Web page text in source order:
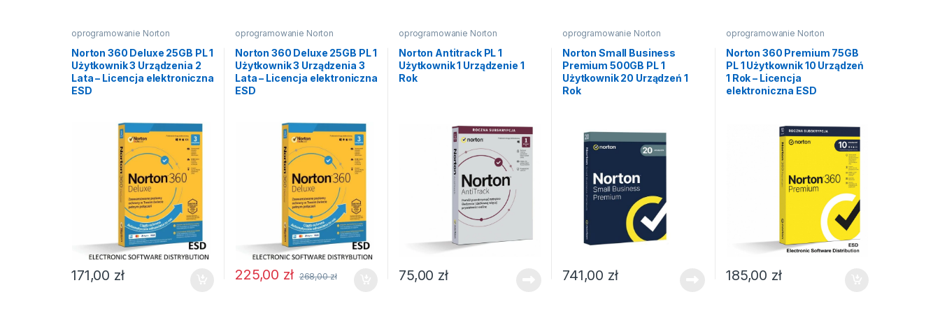
oprogramowanie Norton
Norton 360 Deluxe 25GB PL 1
Użytkownik 3 Urządzenia 2
Lata – Licencja elektroniczna
ESD
171,00 zł
oprogramowanie Norton
Norton 360 Deluxe 25GB PL 1
Użytkownik 3 Urządzenia 3
Lata – Licencja elektroniczna
ESD
225,00 zł 268,00zł
oprogramowanie Norton
Norton Antitrack PL 1
Użytkownik 1 Urządzenie 1
Rok
75,00 zł
oprogramowanie Norton
Norton Small Business
Premium 500GB PL 1
Użytkownik 20 Urządzeń 1
Rok
741,00 zł
oprogramowanie Norton
Norton 360 Premium 75GB
PL 1 Użytkownik 10 Urządzeń
1 Rok – Licencja
elektroniczna ESD
185,00 zł